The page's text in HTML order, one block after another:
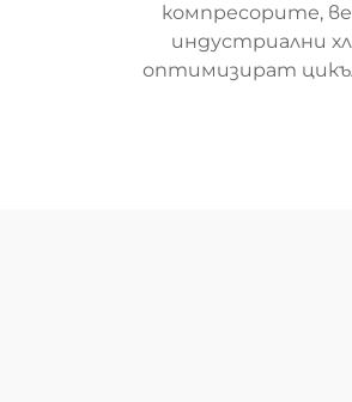
компресорите,
индустриални
оптимизират